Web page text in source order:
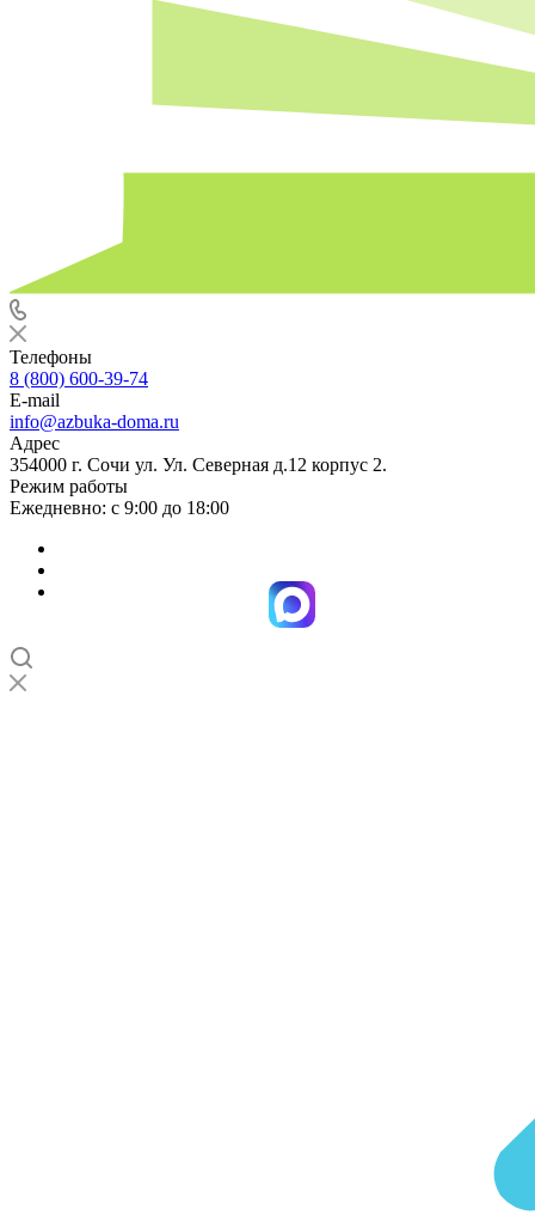
Телефоны
8 (800) 600-39-74
E-mail
info@azbuka-doma.ru
Адрес
354000 г. Сочи ул. Ул. Северная д.12 корпус 2.
Режим работы
Ежедневно: с 9:00 до 18:00